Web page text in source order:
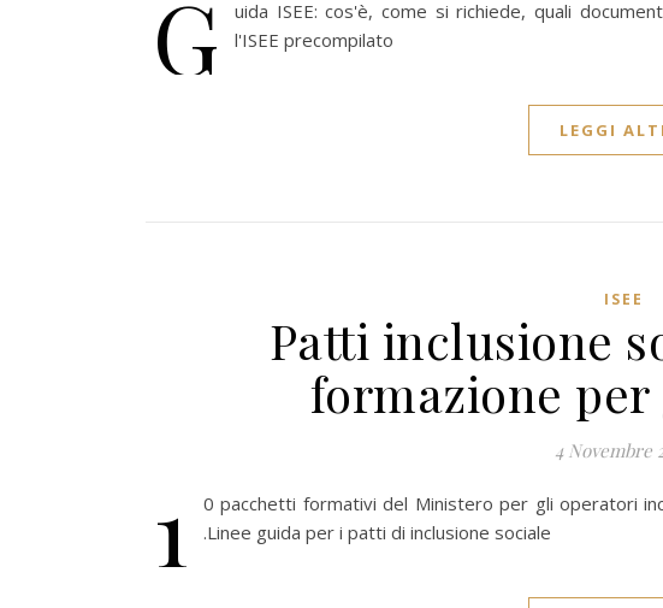
G
uida ISEE: cos'è, come si richiede, quali
l'ISEE precompilato
LEGGI
ISEE
Patti inclusione
formazione
4 Novembre
1
0 pacchetti formativi del Ministero per gli operatori
.Linee guida per i patti di inclusione sociale